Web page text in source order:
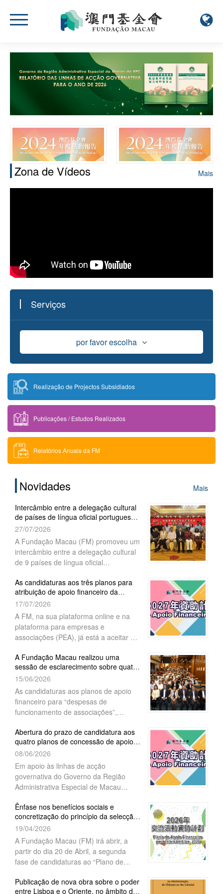
Zona de Vídeos Mais
Serviços
por favor escolha
Apoio Financeiro
Bolsa de Estudo
Uso das Instalações
Download
Solicitação de Bilhetes de Entrada
Recrutamento
Realização de Projectos Subsidiados
Publicações / Estudos Realizados
Relatórios Anuais da FM
Novidades
Mais
Intercâmbio entre a delegação cultural
de países de língua oficial portuguesa
e académicos de Macau
27/07/2026
A Fundação Macau (FM) promoveu um
intercâmbio entre a delegação cultural
de 9 países de língua oficial
Presidente do Conselho de
Administração da FM, Wu Zhiliang, fez
uma apresentação dos êxitos socio-
económicos alcançados após o retorno
de Macau à Pátria, tendo sempre por
base o princípio “Um País, Dois
os resultados resultantes da
preservação das características
culturais únicas de Macau, salientando
a importância de manter uma relação
de cooperação económica, comercial e
cultural entre Macau e os países de
língua portuguesa. Disse, ainda, que
tinha como expectativa que o encontro
pudesse ajudar a estreitar e aprofundar
a cooperação entre Macau e os países
de língua portuguesa nas áreas
académica e cultural.
As candidaturas aos três planos para
atribuição de apoio financeiro da
Fundação Macau para o ano 202...
17/07/2026
A FM, na sua plataforma online e na
plataforma para empresas e
associações (PEA), já está a aceitar as
financeiro de 2027 aos três planos
-“Projectos académicos”,
“Intercâmbios” (1ª fase) e “Actividades
comunitárias”, sendo que as mesmas
terminam a 24 de Julho de 2026,
A Fundação Macau realizou uma
sessão de esclarecimento sobre quatro
planos de apoio financeiro
15/06/2026
As candidaturas aos planos de apoio
financeiro para “despesas de
funcionamento de associações”,
(1.ª fase) e “actividades comunitárias”
para o ano de 2027, decorrerão, a
partir do próximo dia 15 de Junho. A
Fundação Macau (FM),
Abertura do prazo de candidatura aos
quatro planos de concessão de apoio
financeiro, da Fundação Mac...
08/06/2026
Em apoio às linhas de acção
governativa do Governo da Região
Administrativa Especial de Macau
integração na conjuntura nacional,
estimular o desenvolvimento da
sociedade, melhorar o bem-estar dos
cidadãos e preservar as características
comunitárias da RAEM, a Fundação
Macau (FM) deliberou pela
concessão de apoio financeiro,
nomeadamente, para apoiar “despesas
Ênfase nos benefícios sociais e
concretização do princípio da selecção
por mérito Fundação Macau abr...
19/04/2026
A Fundação Macau (FM) irá abrir, a
partir do dia 20 de Abril, a segunda
fase de candidaturas ao “Plano de
2026”. As associações que não tenham
Publicação de nova obra sobre o poder
entre Lisboa e o Oriente, no âmbito da